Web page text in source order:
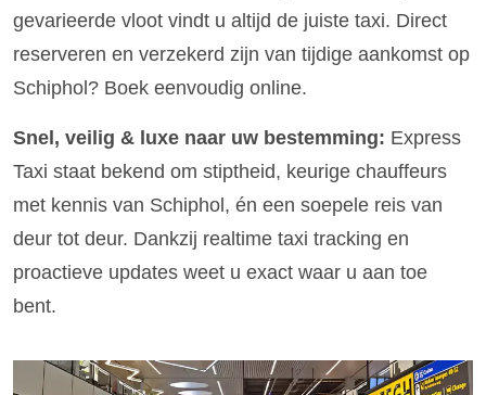
gevarieerde vloot vindt u altijd de juiste taxi. Direct
reserveren en verzekerd zijn van tijdige aankomst op
Schiphol? Boek eenvoudig online.
Snel, veilig & luxe naar uw bestemming: Express
Taxi staat bekend om stiptheid, keurige chauffeurs
met kennis van Schiphol, én een soepele reis van
deur tot deur. Dankzij realtime taxi tracking en
proactieve updates weet u exact waar u aan toe
bent.